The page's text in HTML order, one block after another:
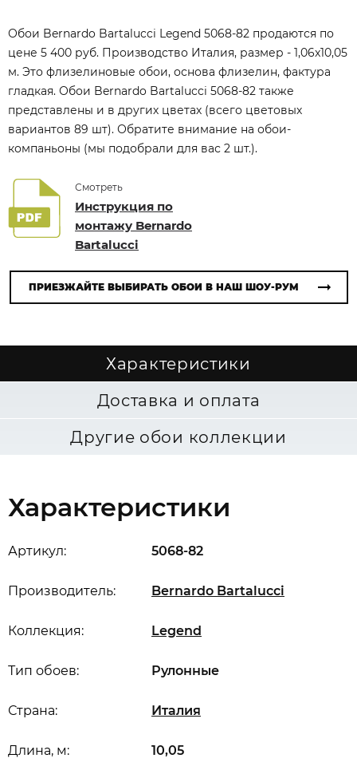
Обои Bernardo Bartalucci Legend 5068-82 продаются по
цене 5 400 руб. Производство Италия, размер - 1,06x10,05
м. Это флизелиновые обои, основа флизелин, фактура
гладкая. Обои Bernardo Bartalucci 5068-82 также
представлены и в других цветах (всего цветовых
вариантов 89 шт). Обратите внимание на обои-
компаньоны (мы подобрали для вас 2 шт.).
Смотреть
Инструкция по
монтажу Bernardo
Bartalucci
ПРИЕЗЖАЙТЕ ВЫБИРАТЬ ОБОИ В НАШ ШОУ-РУМ
Характеристики
Доставка и оплата
Другие обои коллекции
Характеристики
Артикул: 5068-82
Производитель: Bernardo Bartalucci
Коллекция: Legend
Длина, м: 10,05
Страна: Италия
Тип обоев: Рулонные